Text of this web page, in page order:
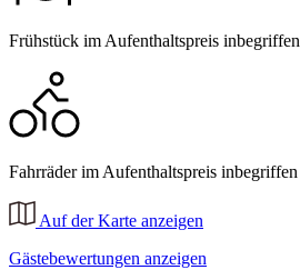
Frühstück im Aufenthaltspreis inbegriffen
Fahrräder im Aufenthaltspreis inbegriffen
Auf der Karte anzeigen
Gästebewertungen anzeigen